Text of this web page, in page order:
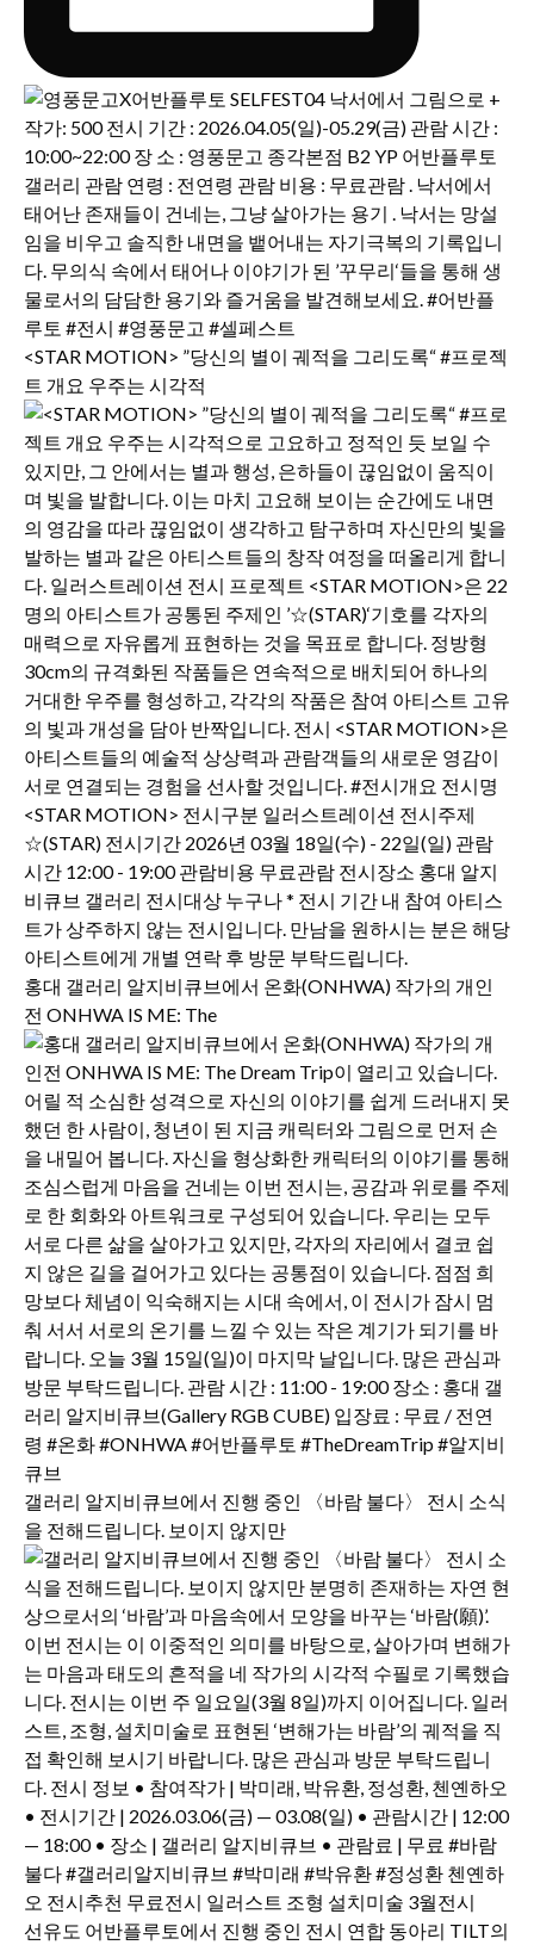
<STAR MOTION> ”당신의 별이 궤적을 그리도록“ #프로젝
트 개요 우주는 시각적
홍대 갤러리 알지비큐브에서 온화(ONHWA) 작가의 개인
전 ONHWA IS ME: The
갤러리 알지비큐브에서 진행 중인 〈바람 불다〉 전시 소식
을 전해드립니다. 보이지 않지만
선유도 어반플루토에서 진행 중인 전시 연합 동아리 TILT의